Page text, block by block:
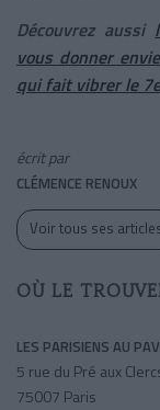
Découvrez aussi
vous donner
qui fait vibrer le 7e
écrit par
CLÉMENCE RENOUX
Voir tous ses
OÙ LE
LES PARISIENS AU
5 rue du Pré aux
75007 Paris